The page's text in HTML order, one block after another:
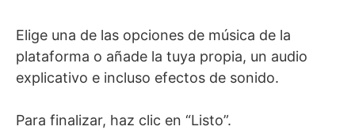
Elige una de las opciones de música de la
plataforma o añade la tuya propia, un audio
explicativo e incluso efectos de sonido.
Para finalizar, haz clic en “Listo”.